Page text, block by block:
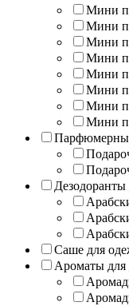
Мини
Мини
Мини
Мини
Мини
Мини
Мини
Мини
Саше для
Ароматы для